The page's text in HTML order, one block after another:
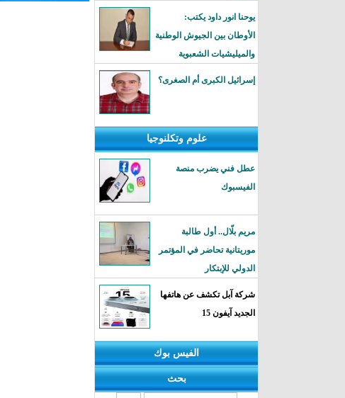
يوحنا انور داود يكتب:
الأوطان بين الجيوش الوطنية
والميليشيات الشعبوية
إسرائيل الكبرى أم الصغرى؟
علوم وتكلنوجيا
عطل فني يضرب منصة
الفيسبوك
مريم بلّال.. أول طالبة
موريتانية تحاضر في المؤتمر
الدولي للإبتكار
شركة آبل تكشف عن هاتفها
الجديد آيفون 15
الفيس بوك
بحث